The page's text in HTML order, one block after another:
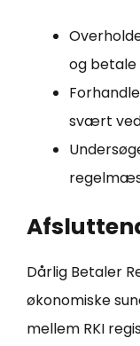
og betale
svært
Dårlig Betaler
økonomiske
mellem RKI